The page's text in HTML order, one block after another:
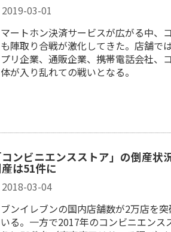
2019-03-01
ートホン決済サービスが広がる中、
陣取り合戦が激化してきた。店舗で
リ企業、通販企業、携帯電話会社、
が入り乱れての戦いとなる。
ンビニエンスストア」の倒産状
は51件に
2018-03-04
ンイレブンの国内店舗数が2万店を
る。一方で2017年のコンビニエンス